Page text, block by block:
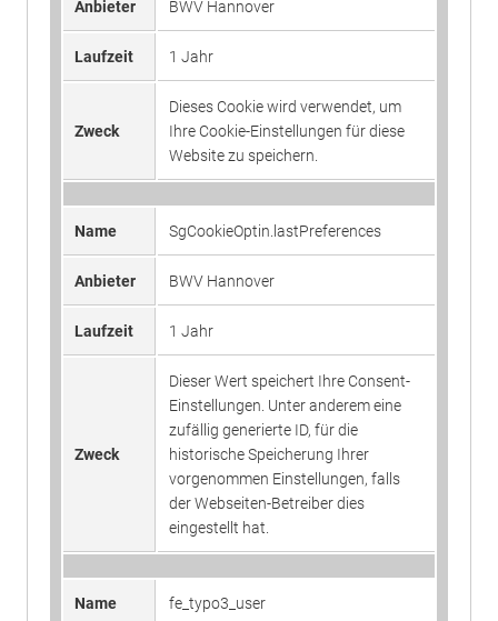
Laufzeit 1 Jahr
Dieser Wert speichert Ihre Consent-
Einstellungen. Unter anderem eine
zufällig generierte ID, für die
historische Speicherung Ihrer
vorgenommen Einstellungen, falls
eingestellt hat.
Sitzungsende
Speicherung der Benutzer-ID bei
Anmeldung über den Webseiten-
Login .
Name _ga_#
Google Analytics
2 Jahre
Benutzer eine Website besucht hat,
letzten Besuch. Von Google Analytics
verwendet.
_gid
Google Analytics
1 Tag
Registriert eine eindeutige ID, die
Website nutzt, zu generieren.
Anbieter BWV Hannover
Laufzeit 1 Jahr
Zweck
Dieses Cookie wird verwendet, um
Ihre Cookie-Einstellungen für diese
Website zu speichern.
Name SgCookieOptin.lastPreferences
Anbieter BWV Hannover
Laufzeit 1 Jahr
Zweck
Dieser Wert speichert Ihre Consent-
Einstellungen. Unter anderem eine
zufällig generierte ID, für die
historische Speicherung Ihrer
vorgenommen Einstellungen, falls
der Webseiten-Betreiber dies
eingestellt hat.
Name fe_typo3_user